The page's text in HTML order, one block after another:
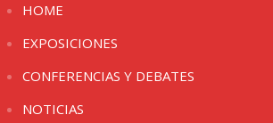
HOME
EXPOSICIONES
CONFERENCIAS Y DEBATES
NOTICIAS